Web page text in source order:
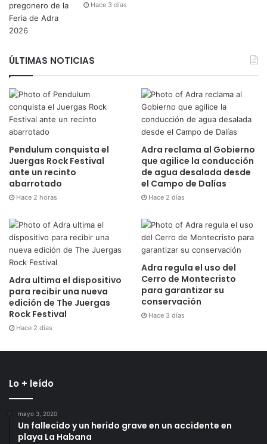
Hace 3 días
ÚLTIMAS NOTICIAS
Pendulum conquista el
Juergas Rock Festival
ante un recinto
abarrotado
Hace 2 horas
Adra reclama al Gobierno
que agilice la conducción
de agua desalada desde
el Campo de Dalías
Hace 2 días
Adra ultima el dispositivo
para recibir una nueva
edición de The Juergas
Rock Festival
Hace 2 días
Adra regula el uso del
Cerro de Montecristo
para garantizar su
conservación
Hace 3 días
Lo + leído
mayo 3, 2020
Un fallecido y un herido grave en un accidente en
playa La Habana